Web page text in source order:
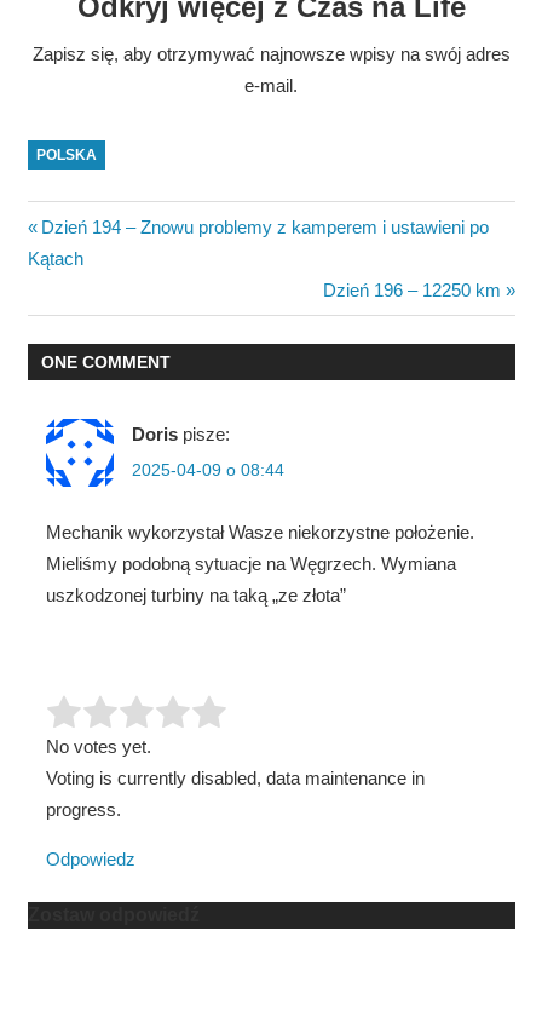
Zapisz się, aby otrzymywać najnowsze wpisy na swój adres
e-mail.
POLSKA
Nawigacja
wpisu
Previous
Post:
Dzień 194 – Znowu problemy z kamperem i ustawieni po
Kątach
Next
Post:
Dzień 196 – 12250 km
ONE COMMENT
Doris pisze:
2025-04-09 o 08:44
Mechanik wykorzystał Wasze niekorzystne położenie.
Mieliśmy podobną sytuacje na Węgrzech. Wymiana
uszkodzonej turbiny na taką „ze złota”
No votes yet.
Voting is currently disabled, data maintenance in
progress.
Odpowiedz